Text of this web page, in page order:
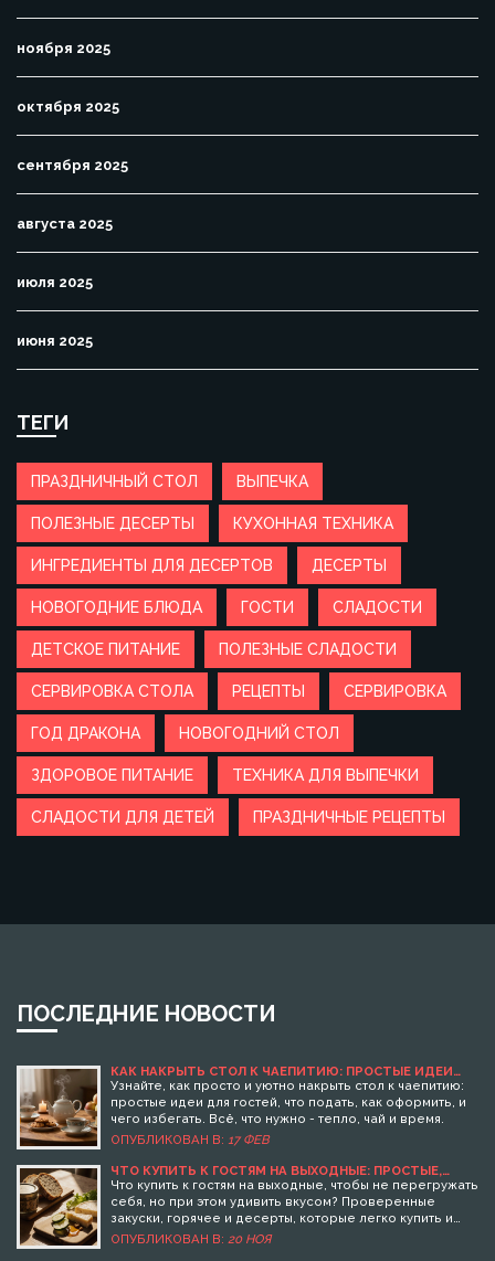
ноября 2025
октября 2025
сентября 2025
августа 2025
июля 2025
июня 2025
ТЕГИ
ПРАЗДНИЧНЫЙ СТОЛ ВЫПЕЧКА
ПОЛЕЗНЫЕ ДЕСЕРТЫ КУХОННАЯ ТЕХНИКА
ИНГРЕДИЕНТЫ ДЛЯ ДЕСЕРТОВ ДЕСЕРТЫ
НОВОГОДНИЕ БЛЮДА ГОСТИ СЛАДОСТИ
ДЕТСКОЕ ПИТАНИЕ ПОЛЕЗНЫЕ СЛАДОСТИ
СЕРВИРОВКА СТОЛА РЕЦЕПТЫ СЕРВИРОВКА
ГОД ДРАКОНА НОВОГОДНИЙ СТОЛ
ЗДОРОВОЕ ПИТАНИЕ ТЕХНИКА ДЛЯ ВЫПЕЧКИ
СЛАДОСТИ ДЛЯ ДЕТЕЙ ПРАЗДНИЧНЫЕ РЕЦЕПТЫ
ПОСЛЕДНИЕ НОВОСТИ
КАК НАКРЫТЬ СТОЛ К ЧАЕПИТИЮ: ПРОСТЫЕ ИДЕИ
ДЛЯ УЮТНОГО ВЕЧЕРА С ГОСТЯМИ
Узнайте, как просто и уютно накрыть стол к чаепитию:
простые идеи для гостей, что подать, как оформить, и
чего избегать. Всё, что нужно - тепло, чай и время.
ОПУБЛИКОВАН В: 17 ФЕВ
ЧТО КУПИТЬ К ГОСТЯМ НА ВЫХОДНЫЕ: ПРОСТЫЕ,
ВКУСНЫЕ И ПРОВЕРЕННЫЕ ВАРИАНТЫ
Что купить к гостям на выходные, чтобы не перегружать
себя, но при этом удивить вкусом? Проверенные
закуски, горячее и десерты, которые легко купить и
красиво подать - без стресса и лишних трат.
ОПУБЛИКОВАН В: 20 НОЯ